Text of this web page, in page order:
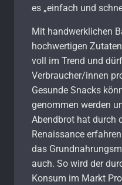
es „einfach und
Mit handwerklichen
hochwertigen
voll im Trend und
Verbraucher/innen
Gesunde Snacks
genommen werden
Abendbrot hat durch
Renaissance
das
auch. So wird der
Konsum im Markt